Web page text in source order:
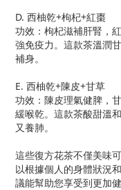
D. 西柚乾+枸杞+紅棗
功效：枸杞滋補肝腎，
強免疫力。這款茶溫潤
補身。
E. 西柚乾+陳皮+甘草
功效：陳皮理氣健脾，
緩喉乾。這款茶酸甜溫
又養肺。
這些復方花茶不僅美味
以根據個人的身體狀況
議能幫助您享受到更加